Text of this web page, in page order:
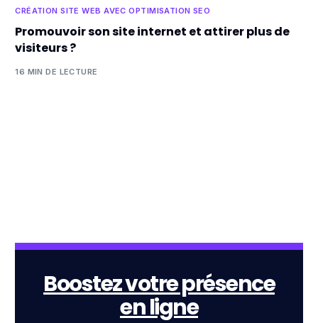
CRÉATION SITE WEB AVEC OPTIMISATION SEO
Promouvoir son site internet et attirer plus de
visiteurs ?
16 MIN DE LECTURE
Boostez votre présence
en ligne